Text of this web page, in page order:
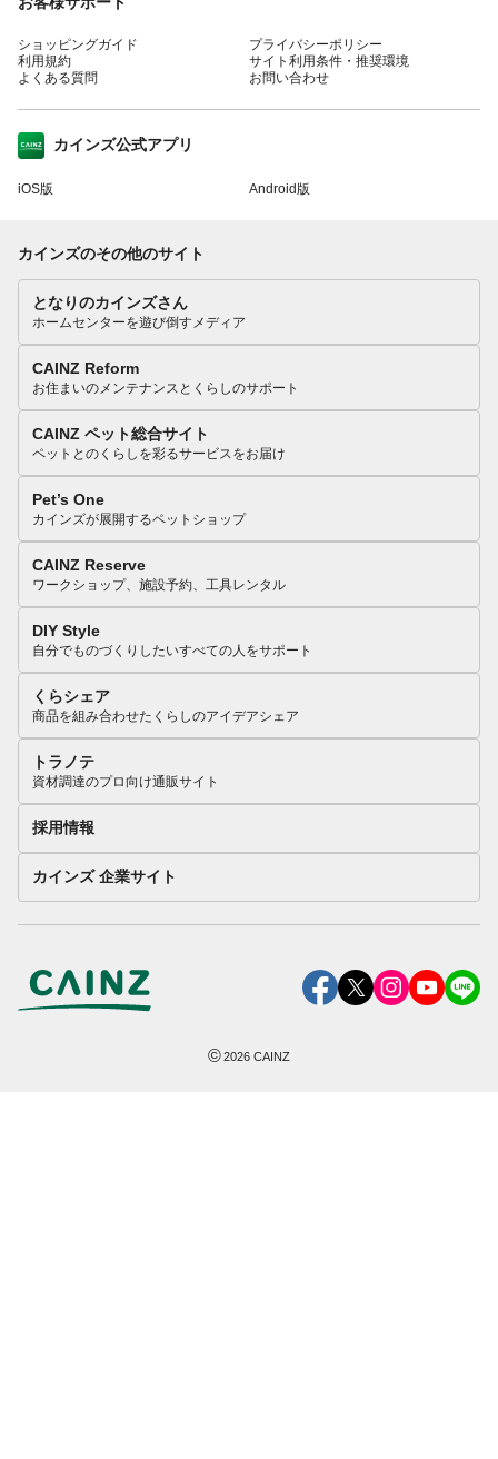
ショッピングガイド
利用規約
よくある質問
プライバシーポリシー
サイト利用条件・推奨環境
お問い合わせ
カインズ公式アプリ
iOS版 Android版
カインズのその他のサイト
となりのカインズさん
ホームセンターを遊び倒すメディア
CAINZ Reform
お住まいのメンテナンスとくらしのサポート
CAINZ ペット総合サイト
ペットとのくらしを彩るサービスをお届け
Pet’s One
カインズが展開するペットショップ
CAINZ Reserve
ワークショップ、施設予約、工具レンタル
DIY Style
自分でものづくりしたいすべての人をサポート
くらシェア
商品を組み合わせたくらしのアイデアシェア
トラノテ
資材調達のプロ向け通販サイト
採用情報
カインズ 企業サイト
©2026 CAINZ